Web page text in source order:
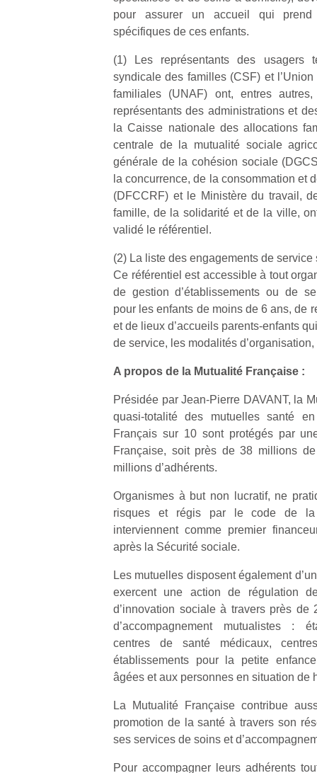
pour assurer un accueil qui
spécifiques de ces enfants.
(1) Les représentants des usagers
syndicale des familles (CSF) et
familiales (UNAF) ont, entres
représentants des administrations et
la Caisse nationale des allocations
centrale de la mutualité sociale
générale de la cohésion sociale
la concurrence, de la consommation et
(DFCCRF) et le Ministère du travail,
famille, de la solidarité et de la ville,
validé le référentiel.
(2) La liste des engagements de
Ce référentiel est accessible à tout
de gestion d’établissements ou de
pour les enfants de moins de 6 ans, de
et de lieux d’accueils parents-enfants
de service, les modalités
A propos de la Mutualité Française :
Présidée par Jean-Pierre DAVANT, la
quasi-totalité des mutuelles santé
Français sur 10 sont protégés par
Française, soit près de 38 millions
millions d’adhérents.
Organismes à but non lucratif, ne
risques et régis par le code de la
interviennent comme premier
après la Sécurité sociale.
Les mutuelles disposent également
exercent une action de régulation
d’innovation sociale à travers près
d’accompagnement mutualistes :
centres de santé médicaux,
établissements pour la petite
âgées et aux personnes en situation de
La Mutualité Française contribue
promotion de la santé à travers son
ses services de soins et
Pour accompagner leurs adhérents
NextGen,
une
nouvelle
trottinette
Beeper
Les
enfants
débordent
d’énergie.
Varier les
n’est pas
simple.
Conjuguer
divertissement,
activité
physique
apprentissage…
Des
trampolines
pour les
Durant les
vacances
estivales
et avec le
retour des
beaux
jours, c’est
l’occasion
pour les
enfants
de…